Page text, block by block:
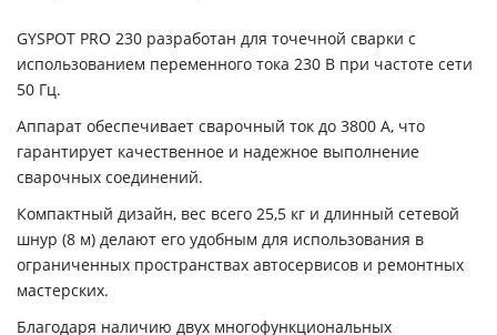
GYSPOT PRO 230 разработан для точечной сварки с
использованием переменного тока 230 В при частоте сети
50 Гц.
Аппарат обеспечивает сварочный ток до 3800 A, что
гарантирует качественное и надежное выполнение
сварочных соединений.
Компактный дизайн, вес всего 25,5 кг и длинный сетевой
шнур (8 м) делают его удобным для использования в
ограниченных пространствах автосервисов и ремонтных
мастерских.
Благодаря наличию двух многофункциональных